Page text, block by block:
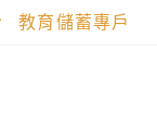
教育儲蓄專戶